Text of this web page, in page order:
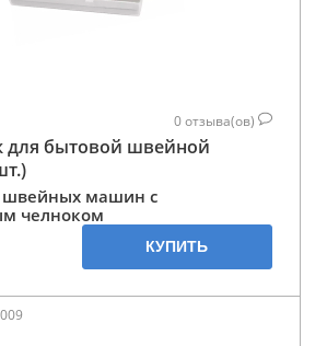
0отзыва(ов)
для бытовой швейной
швейных машин с
челноком
КУПИТЬ